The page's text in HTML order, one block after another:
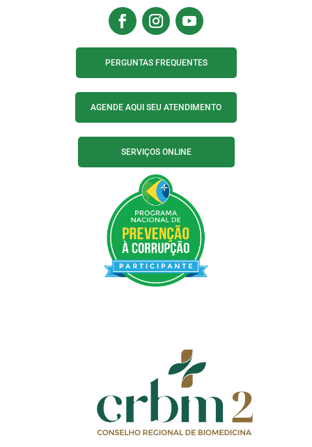
PERGUNTAS FREQUENTES
AGENDE AQUI SEU ATENDIMENTO
SERVIÇOS ONLINE